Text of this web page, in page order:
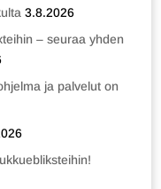
3.8.2026
– seuraa yhden
ja palvelut on